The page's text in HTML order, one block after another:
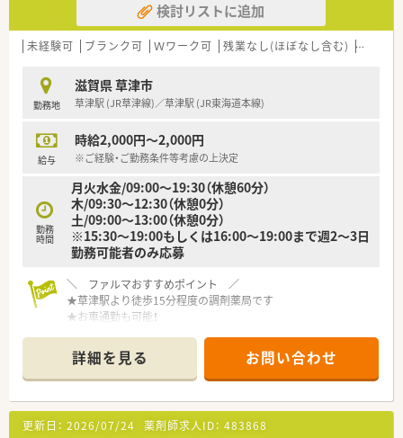
【想定される業務内容】
■皮膚科と耳鼻科の調剤や監査を中心に、服薬指導やかかりつけ
薬剤師としての業務全般を担当します
や居宅への訪問指導にも携わります
■医師との良好な関係が構築されているため、疑義照会も非常に
スムーズで円滑に業務を進められます
【職場環境と雰囲気】
■現場の雰囲気が良くスタッフ同士の助け合いが浸透しており、
■最新の自動監査システムを導入することで薬剤師の負担を軽
減し、対人業務に集中できる体制です
■20代から30代の若手も多く活躍しており、互いに刺激し合い
ながら共に成長できる活気があります
検討リストに追加
未経験可 ブランク可 Ｗワーク可 残業なし(ほぼなし含む) 転勤な
勤務地
滋賀県 草津市
草津駅 (JR草津線)／草津駅 (JR東海道本線)
給与
時給2,000円～2,000円
※ご経験・ご勤務条件等考慮の上決定
勤務
時間
月火水金/09:00～19:30（休憩60分）
木/09:30～12:30（休憩0分）
土/09:00～13:00（休憩0分）
※15:30～19:00もしくは16:00～19:00まで週2～3日
勤務可能者のみ応募
＼ ファルマおすすめポイント ／
★草津駅より徒歩15分程度の調剤薬局です
★お車通勤も可能！
★週2回以上、19：30までの勤務もしくは土曜毎週勤務可能な方
歓迎します
★個人薬局のため異動や転勤はございません
★弊社からの紹介会社実績もあり！
詳細を見る お問い合わせ
更新日： 2026/07/24 薬剤師求人ID： 483868